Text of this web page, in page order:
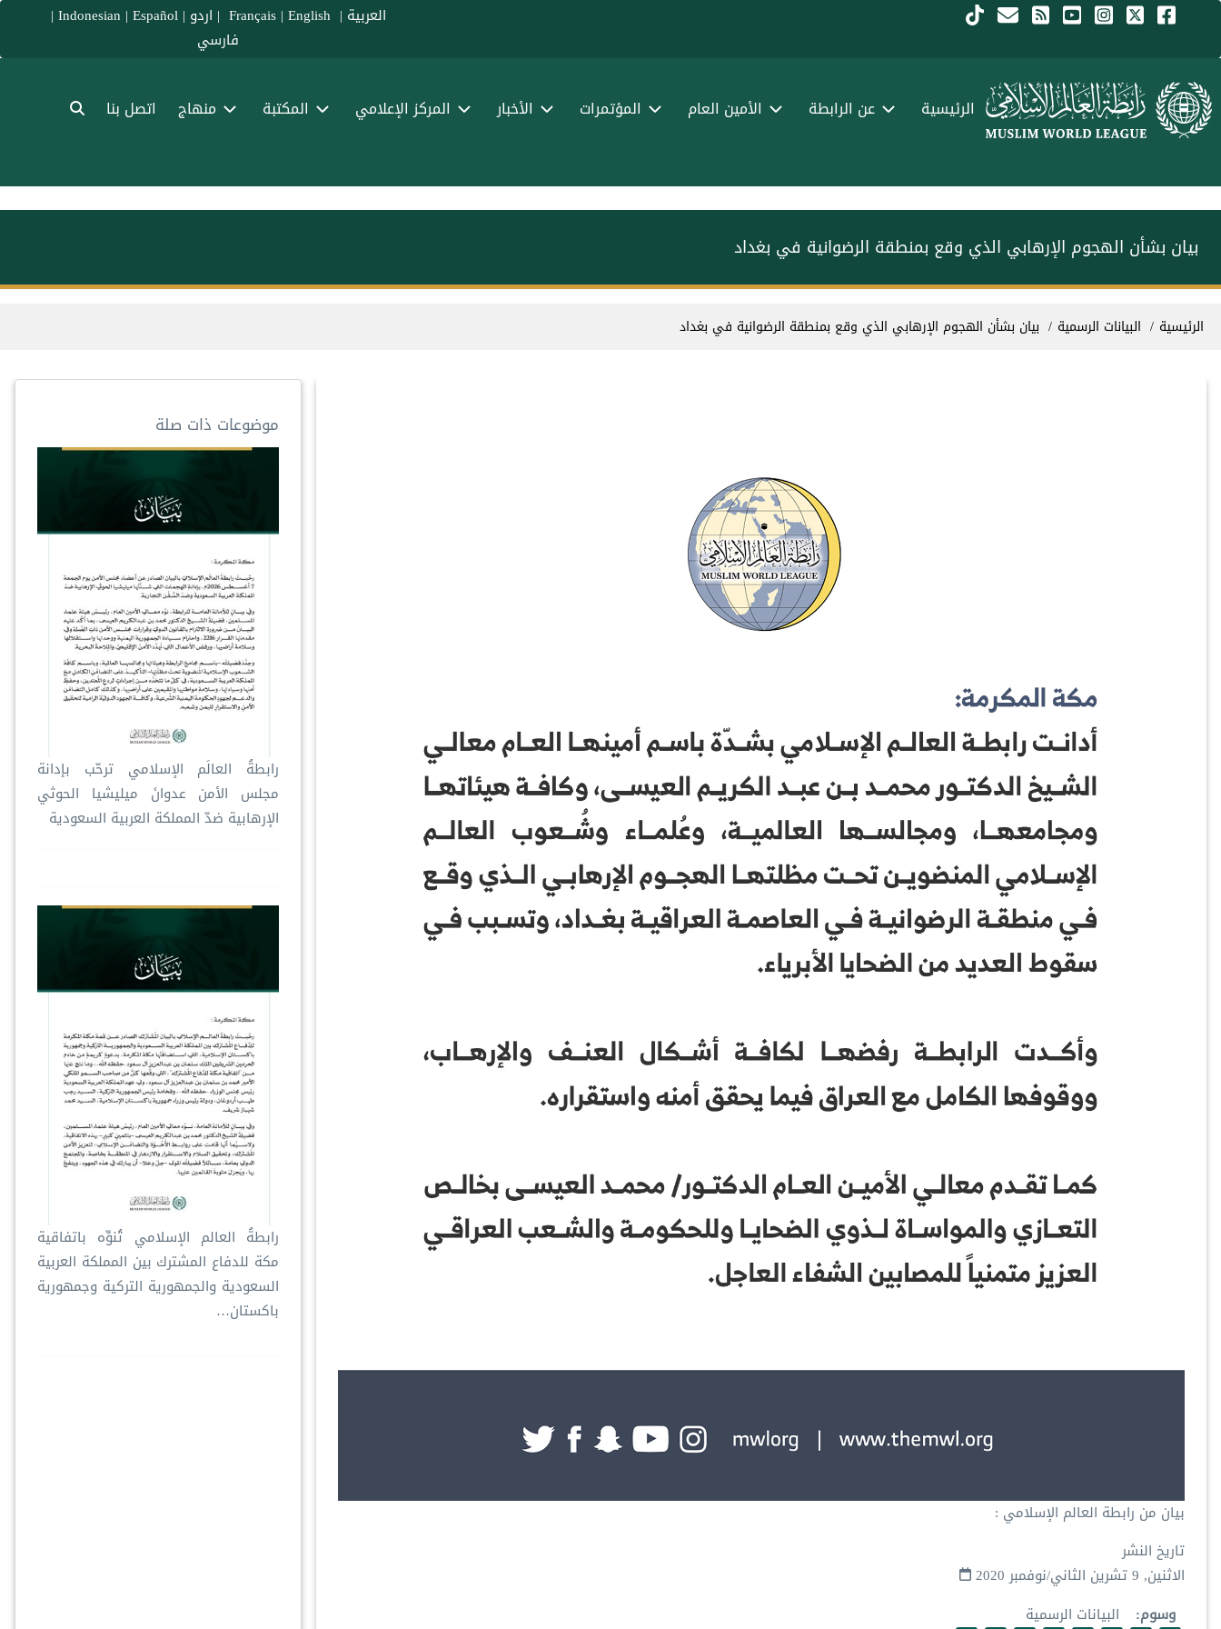
تجاوز إلى المحتوى الرئيسي العربية |
Français
| English
| اردو |
Indonesian | Español
|
فارسي
Menu Arabic الرئيسية عن الرابطة الأمين العام المؤتمرات الأخبار المركز الإعلامي المكتبة منهاج اتصل بنا
بيان بشأن الهجوم الإرهابي الذي وقع بمنطقة الرضوانية في بغداد
مسار التنقل
الرئيسية البيانات الرسمية بيان بشأن الهجوم الإرهابي الذي وقع بمنطقة الرضوانية في بغداد
بيان من رابطة العالم الإسلامي‬⁩ :
تاريخ النشر
الاثنين, 9 تشرين الثاني/نوفمبر 2020
وسوم
البيانات الرسمية
موضوعات ذات صلة
رابطةُ العالَم الإسلامي ترحّب بإدانة
مجلس الأمن عدوانَ ميليشيا الحوثي
الإرهابية ضدّ المملكة العربية السعودية
رابطةُ العالم الإسلامي تُنوِّه باتفاقية
مكة للدفاع المشترك بين المملكة العربية
السعودية والجمهورية التركية وجمهورية
باكستان…